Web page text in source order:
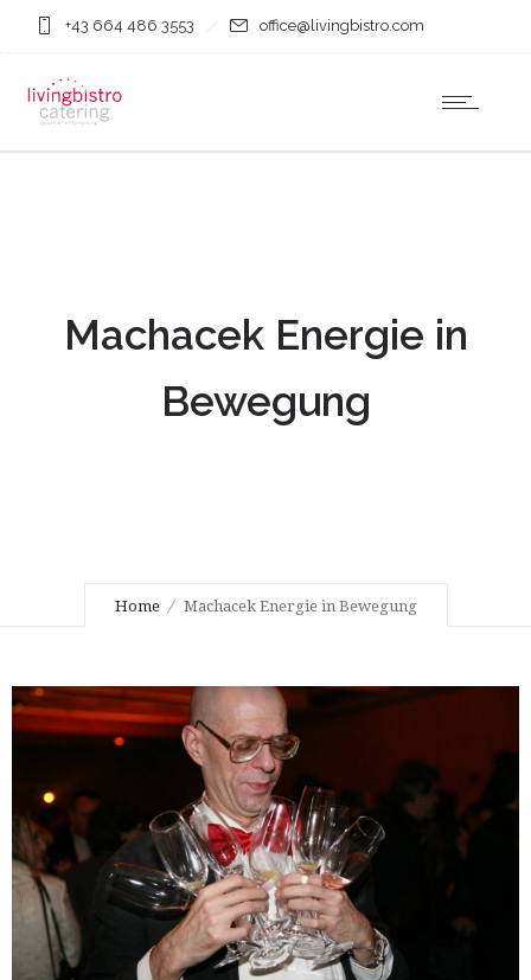
+43 664 486 3553 office@livingbistro.com
Machacek Energie in
Bewegung
Home Machacek Energie in Bewegung